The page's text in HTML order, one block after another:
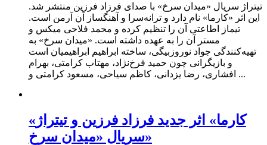
تیتراژ سریال «میدان سرخ» با صدای فرزاد فرزین منتشر شد.
این اثر «کارما» نام دارد و ترانه‌سرا و آهنگساز آن آرمن است.
تیماز اطاعتی آن را تنظیم کرده و محمد فلاحی میکس و
مستر آن را به عهده داشته است. «میدان سرخ» به
تهیه‌کنندگی جواد نوروزبیگی، ساخته ابراهیم ابراهیمیان است
و بازیگرانی چون حمید فرخ‌نژاد، مهتاب کرامتی، بهرام
افشاری، رضا یزدانی، کاظم سیاحی، مسعود کرامتی و ...
«کارما» اثر جدید فرزاد فرزین و تیتراژ
سریال «میدان سرخ»